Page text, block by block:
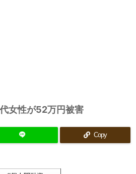
女性が52万円被害
Copy